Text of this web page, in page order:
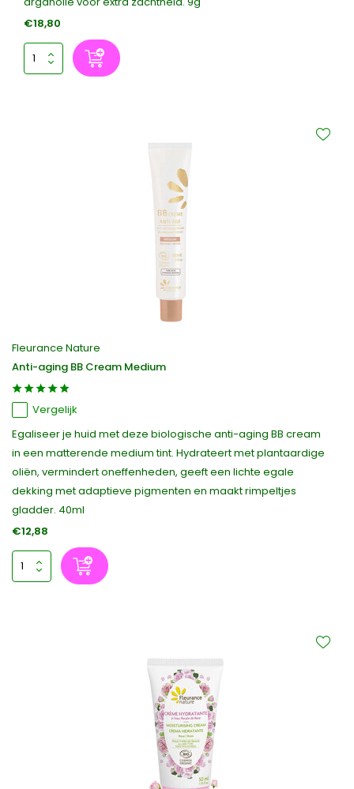
€18,80
Fleurance Nature
Anti-aging BB Cream Medium
Vergelijk
Egaliseer je huid met deze biologische anti-aging BB cream
in een matterende medium tint. Hydrateert met plantaardige
oliën, vermindert oneffenheden, geeft een lichte egale
dekking met adaptieve pigmenten en maakt rimpeltjes
gladder. 40ml
€12,88